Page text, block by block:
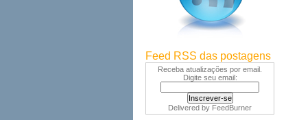
Feed RSS das postagens
Receba atualizações por email.
Digite seu email:
Delivered by FeedBurner